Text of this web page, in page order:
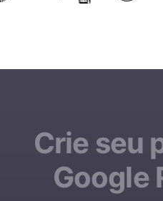
Crie seu
Google